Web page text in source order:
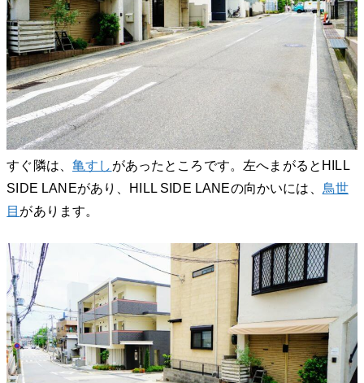
すぐ隣は、亀すし があったところです。左へまがるとHILL
SIDE LANEがあり、HILL SIDE LANEの向かいには、 鳥世
目 があります。